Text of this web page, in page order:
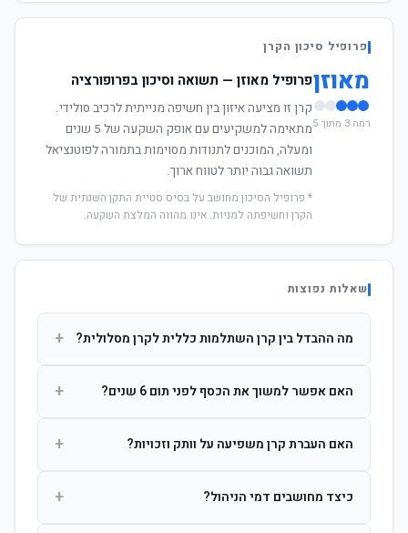
פרופיל סיכון הקרן
מאוזן
רמה 3 מתוך 5
פרופיל מאוזן — תשואה וסיכון בפרופורציה
קרן זו מציעה איזון בין חשיפה מנייתית לרכיב סולידי.
מתאימה למשקיעים עם אופק השקעה של 5 שנים
ומעלה, המוכנים לתנודות מסוימות בתמורה לפוטנציאל
תשואה גבוה יותר לטווח ארוך.
* פרופיל הסיכון מחושב על בסיס סטיית התקן השנתית של
הקרן וחשיפתה למניות. אינו מהווה המלצת השקעה.
שאלות נפוצות
מה ההבדל בין קרן השתלמות כללית לקרן מסלולית? +
ההשקעות. קרן מסלולית עוקבת אחרי מדד ספציפי ומאפשרת
האם אפשר למשוך את הכסף לפני תום 6 שנים? +
הרווחים. לאחר 6 שנים ניתן למשוך פטור ממס עד לתקרה
האם העברת קרן משפיעה על וותק וזכויות? +
החברות. הוותק ממשיך להיספר מיום ההפקדה הראשונה.
כיצד מחושבים דמי הניהול? +